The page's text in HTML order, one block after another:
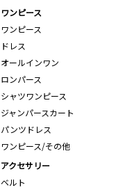
ワンピース
ワンピース
ドレス
オールインワン
ロンパース
シャツワンピース
ジャンパースカート
パンツドレス
ワンピース/その他
アクセサリー
ベルト